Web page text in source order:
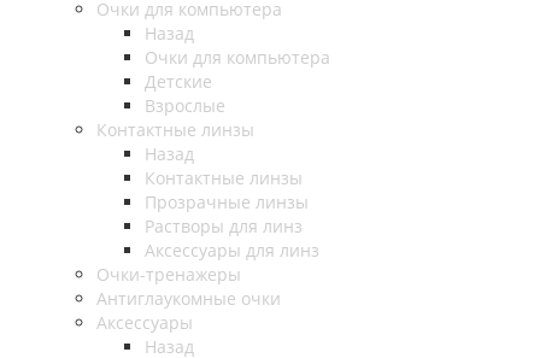
Очки для компьютера
Назад
Очки для компьютера
Детские
Взрослые
Контактные линзы
Назад
Контактные линзы
Прозрачные линзы
Растворы для линз
Аксессуары для линз
Очки-тренажеры
Антиглаукомные очки
Аксессуары
Назад